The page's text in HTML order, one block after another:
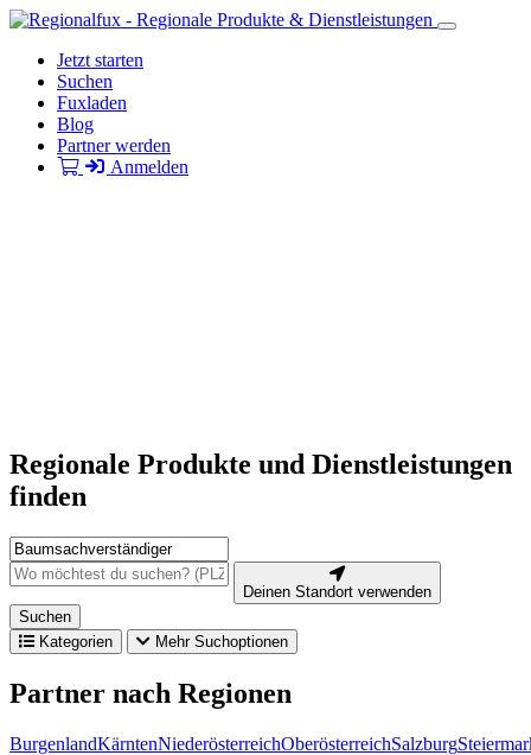
Jetzt starten
Suchen
Fuxladen
Blog
Partner werden
Anmelden
Regionale Produkte und Dienstleistungen
finden
Deinen Standort verwenden
Suchen
Kategorien
Mehr Suchoptionen
Partner nach Regionen
BurgenlandKärntenNiederösterreichOberösterreichSalzburg